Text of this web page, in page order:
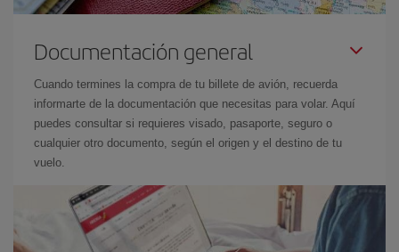
Documentación general
Cuando termines la compra de tu billete de avión, recuerda
informarte de la documentación que necesitas para volar. Aquí
puedes consultar si requieres visado, pasaporte, seguro o
cualquier otro documento, según el origen y el destino de tu
vuelo.